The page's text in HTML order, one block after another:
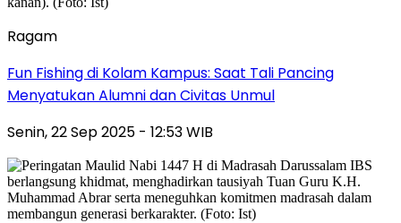
Ragam
Fun Fishing di Kolam Kampus: Saat Tali Pancing
Menyatukan Alumni dan Civitas Unmul
Senin, 22 Sep 2025 - 12:53 WIB